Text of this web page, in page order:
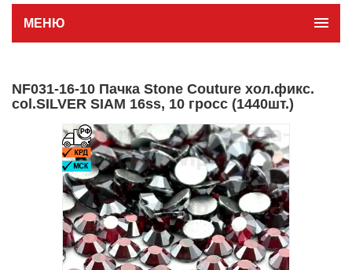
МЕНЮ
NF031-16-10 Пачка Stone Couture хол.фикс.
col.SILVER SIAM 16ss, 10 гросс (1440шт.)